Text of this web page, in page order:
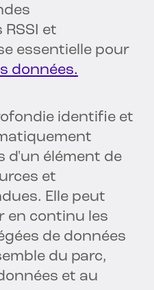
et
essentielle pour
données.
identifie et
d'un élément de
et
Elle peut
en continu les
de données
du parc,
et au